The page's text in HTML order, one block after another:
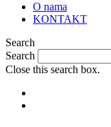
O nama
KONTAKT
Search
Search
Close this search box.